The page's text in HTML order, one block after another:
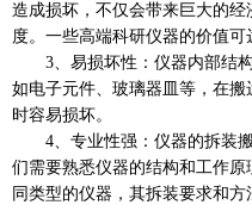
造成损坏，不仅会带来巨大的
度。一些高端科研仪器的价值可
3、易损坏性：仪器内部结
如电子元件、玻璃器皿等，在
时容易损坏。
4、专业性强：仪器的拆装
们需要熟悉仪器的结构和工作
同类型的仪器，其拆装要求和方